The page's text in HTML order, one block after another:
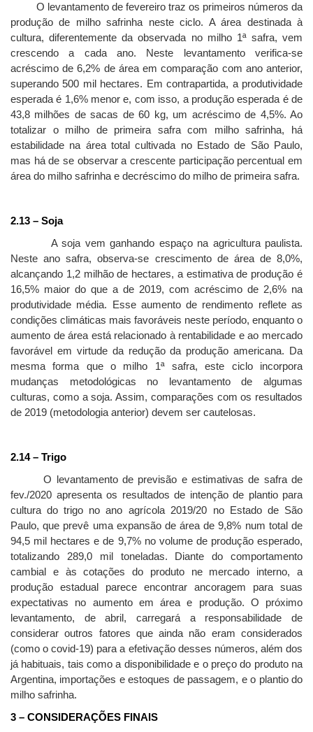
O levantamento de fevereiro traz os primeiros números da
produção de milho safrinha neste ciclo. A área destinada à
cultura, diferentemente da observada no milho 1ª safra, vem
crescendo a cada ano. Neste levantamento verifica-se
acréscimo de 6,2% de área em comparação com ano anterior,
superando 500 mil hectares. Em contrapartida, a produtividade
esperada é 1,6% menor e, com isso, a produção esperada é de
43,8 milhões de sacas de 60 kg, um acréscimo de 4,5%. Ao
totalizar o milho de primeira safra com milho safrinha, há
estabilidade na área total cultivada no Estado de São Paulo,
mas há de se observar a crescente participação percentual em
área do milho safrinha e decréscimo do milho de primeira safra.
2.13 – Soja
A soja vem ganhando espaço na agricultura paulista.
Neste ano safra, observa-se crescimento de área de 8,0%,
alcançando 1,2 milhão de hectares, a estimativa de produção é
16,5% maior do que a de 2019, com acréscimo de 2,6% na
produtividade média. Esse aumento de rendimento reflete as
condições climáticas mais favoráveis neste período, enquanto o
aumento de área está relacionado à rentabilidade e ao mercado
favorável em virtude da redução da produção americana. Da
mesma forma que o milho 1ª safra, este ciclo incorpora
mudanças metodológicas no levantamento de algumas
culturas, como a soja. Assim, comparações com os resultados
de 2019 (metodologia anterior) devem ser cautelosas.
2.14 – Trigo
O levantamento de previsão e estimativas de safra de
fev./2020 apresenta os resultados de intenção de plantio para
cultura do trigo no ano agrícola 2019/20 no Estado de São
Paulo, que prevê uma expansão de área de 9,8% num total de
94,5 mil hectares e de 9,7% no volume de produção esperado,
totalizando 289,0 mil toneladas. Diante do comportamento
cambial e às cotações do produto ne mercado interno, a
produção estadual parece encontrar ancoragem para suas
expectativas no aumento em área e produção. O próximo
levantamento, de abril, carregará a responsabilidade de
considerar outros fatores que ainda não eram considerados
(como o covid-19) para a efetivação desses números, além dos
já habituais, tais como a disponibilidade e o preço do produto na
Argentina, importações e estoques de passagem, e o plantio do
milho safrinha.
3 – CONSIDERAÇÕES FINAIS